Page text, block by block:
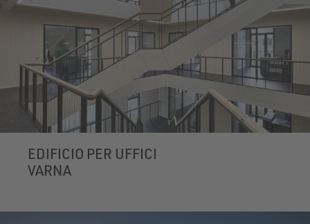
EDIFICIO PER UFFICI
VARNA